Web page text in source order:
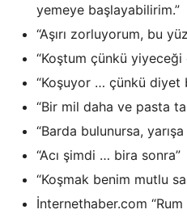
yemeye başlayabilirim.”
“Aşırı zorluyorum, bu
“Koştum çünkü yiyeceği
“Koşuyor … çünkü diyet
“Bir mil daha ve pasta
“Barda bulunursa,
“Acı şimdi … bira sonra”
“Koşmak benim mutlu
İnternethaber.com